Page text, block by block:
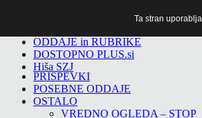
ODDAJE in RUBRIKE
DOSTOPNO PLUS.si
Hiša SZJ
PRISPEVKI
POSEBNE ODDAJE
OSTALO
VREDNO OGLEDA – STOP
Ta stran